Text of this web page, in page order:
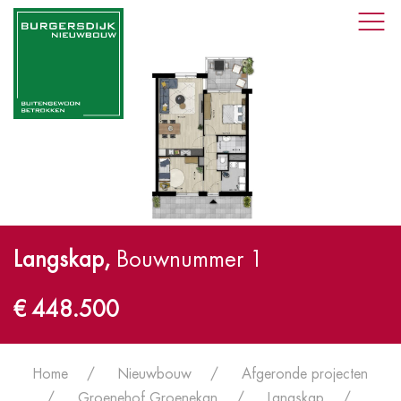
Langskap, Bouwnummer 1
€ 448.500
Home Nieuwbouw
Afgeronde projecten
Groenehof Groenekan
Langskap